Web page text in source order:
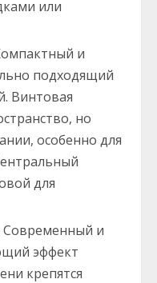
или
и
подходящий
Винтовая
но
особенно для
для
Современный и
эффект
крепятся